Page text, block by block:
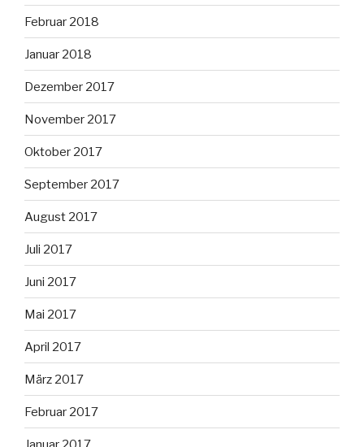
Februar 2018
Januar 2018
Dezember 2017
November 2017
Oktober 2017
September 2017
August 2017
Juli 2017
Juni 2017
Mai 2017
April 2017
März 2017
Februar 2017